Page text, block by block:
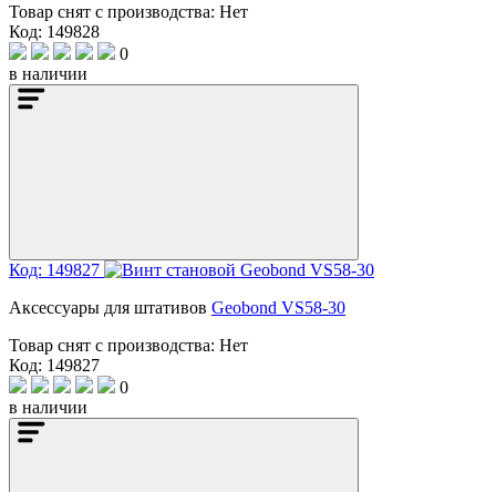
Товар снят с производства: Нет
Код: 149828
0
в наличии
Код: 149827
Аксессуары для штативов Geobond VS58-30
Товар снят с производства: Нет
Код: 149827
0
в наличии